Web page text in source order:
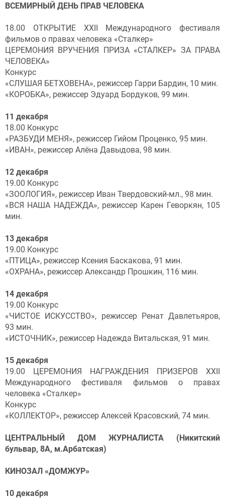
ВСЕМИРНЫЙ ДЕНЬ ПРАВ ЧЕЛОВЕКА
18.00 ОТКРЫТИЕ XХII Международного фестиваля
фильмов о правах человека «Сталкер»
ЦЕРЕМОНИЯ ВРУЧЕНИЯ ПРИЗА «СТАЛКЕР» ЗА ПРАВА
ЧЕЛОВЕКА»
Конкурс
«СЛУШАЯ БЕТХОВЕНА», режиссер Гарри Бардин, 10 мин.
«КОРОБКА», режиссер Эдуард Бордуков, 99 мин.
11 декабря
18.00 Конкурс
«РАЗБУДИ МЕНЯ», режиссер Гийом Проценко, 95 мин.
«ИВАН», режиссер Алёна Давыдова, 98 мин.
12 декабря
19.00 Конкурс
«ЗООЛОГИЯ», режиссер Иван Твердовский-мл., 98 мин.
«ВСЯ НАША НАДЕЖДА», режиссер Карен Геворкян, 105
мин.
13 декабря
19.00 Конкурс
«ПТИЦА», режиссер Ксения Баскакова, 91 мин.
«ОХРАНА», режиссер Александр Прошкин, 116 мин.
14 декабря
19.00 Конкурс
«ЧИСТОЕ ИСКУССТВО», режиссер Ренат Давлетьяров,
93 мин.
«ИСТОЧНИК», режиссер Надежда Витальская, 91 мин.
15 декабря
19.00 ЦЕРЕМОНИЯ НАГРАЖДЕНИЯ ПРИЗЕРОВ XХII
Международного фестиваля фильмов о правах
человека «Сталкер»
Конкурс
«КОЛЛЕКТОР», режиссер Алексей Красовский, 74 мин.
ЦЕНТРАЛЬНЫЙ ДОМ ЖУРНАЛИСТА (Никитский
бульвар, 8А, м.Арбатская)
КИНОЗАЛ «ДОМЖУР»
10 декабря